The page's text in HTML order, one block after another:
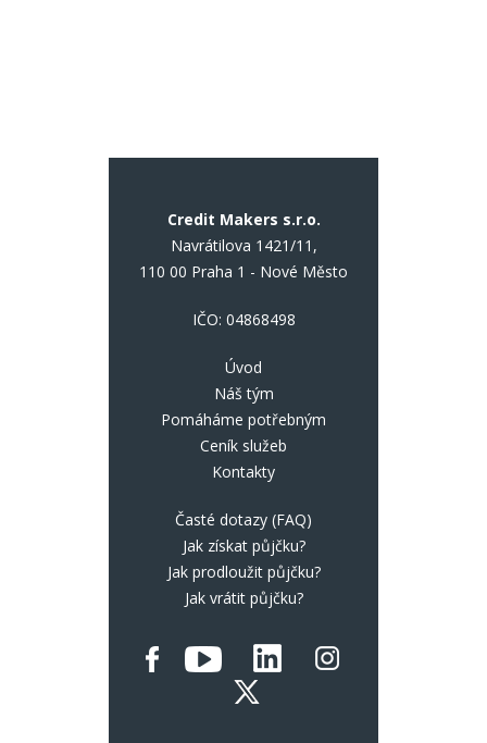
Credit Makers s.r.o.
Navrátilova 1421/11,
110 00 Praha 1 - Nové Město
IČO: 04868498
Úvod
Náš tým
Pomáháme potřebným
Ceník služeb
Kontakty
Časté dotazy (FAQ)
Jak získat půjčku?
Jak prodloužit půjčku?
Jak vrátit půjčku?